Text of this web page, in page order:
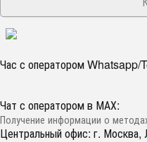
Час с оператором Whatsapp/
Чат с оператором в
Получение информации о
Центральный офис: г.